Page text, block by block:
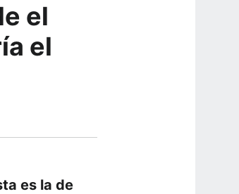
el
el
es la de